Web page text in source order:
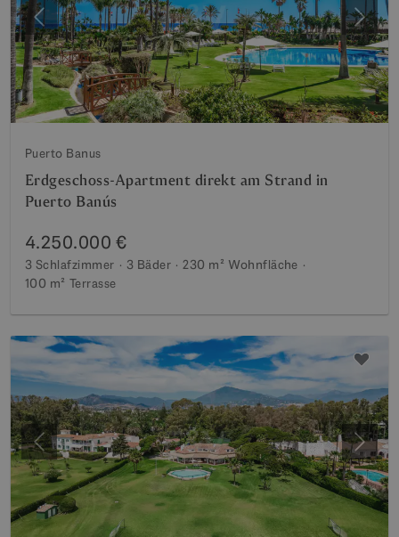
Vorherige
Puerto Banus
Erdgeschoss-Apartment direkt am Strand in
Puerto Banús
4.250.000 €
3 Schlafzimmer 3 Bäder 230 m² Wohnfläche
100 m² Terrasse
Vorherige